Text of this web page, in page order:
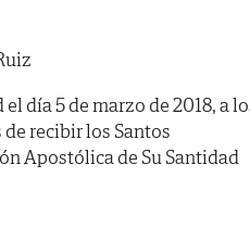
día 5 de marzo de 2018, a
de recibir los Santos
Apostólica de Su Santidad